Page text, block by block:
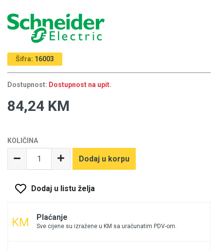
Šifra: 16003
Dostupnost: Dostupnost na upit.
84,24 KM
KOLIČINA
Dodaj u korpu
Dodaj u listu želja
Plaćanje
Sve cijene su izražene u KM sa uračunatim PDV-om.